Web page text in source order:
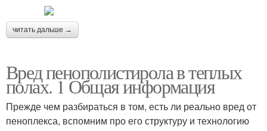
читать дальше →
Вред пенополистирола в теплых
полах. 1 Общая информация
Прежде чем разбираться в том, есть ли реально вред от
пеноплекса, вспомним про его структуру и технологию